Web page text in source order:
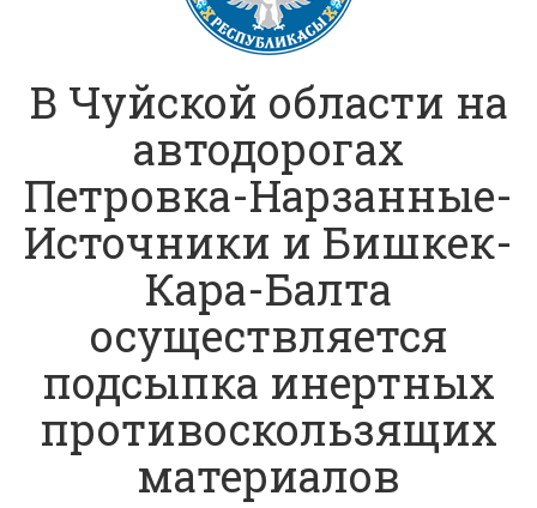
В Чуйской области на
автодорогах
Петровка-Нарзанные-
Источники и Бишкек-
Кара-Балта
осуществляется
подсыпка инертных
противоскользящих
материалов